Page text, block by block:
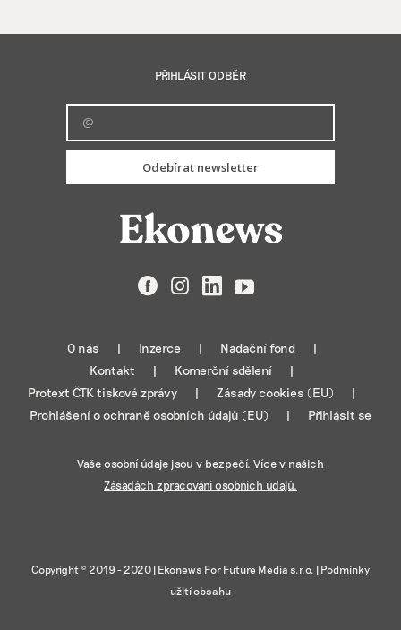
PŘIHLÁSIT ODBĚR
Odebírat newsletter
FacebookInstagramLinkedIn
YouTube
O nás Inzerce
Nadační fond
Kontakt
Komerční sdělení
Protext ČTK tiskové zprávy
Zásady cookies (EU)
Prohlášení o ochraně osobních údajů (EU)
Přihlásit se
Vaše osobní údaje jsou v bezpečí. Více v našich
Zásadách zpracování osobních údajů.
Copyright © 2019 - 2020 | Ekonews For Future Media s.r.o. | Podmínky
užití obsahu